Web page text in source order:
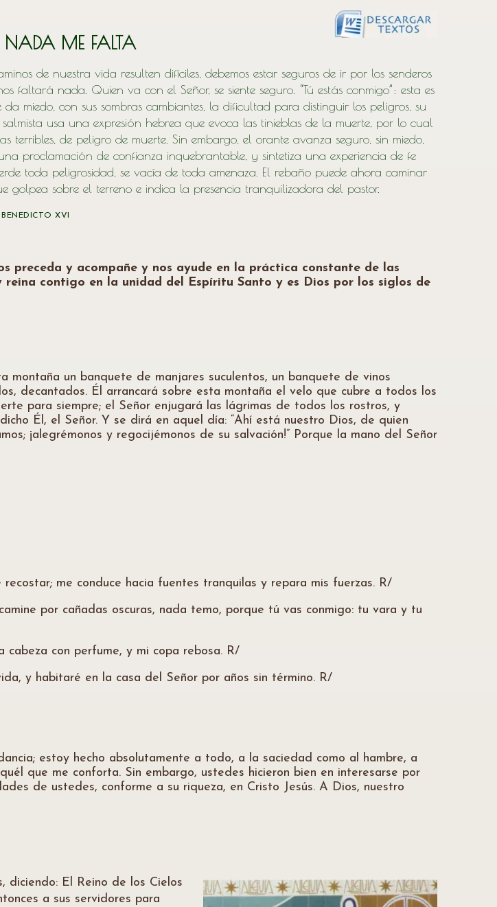
NADA ME FALTA
de nuestra vida resulten difíciles, debemos estar seguros de ir por los senderos
faltará nada. Quien va con el Señor, se siente seguro. “Tú estás conmigo”: esta es
miedo, con sus sombras cambiantes, la dificultad para distinguir los peligros, su
usa una expresión hebrea que evoca las tinieblas de la muerte, por lo cual
de peligro de muerte. Sin embargo, el orante avanza seguro, sin miedo,
proclamación de confianza inquebrantable, y sintetiza una experiencia de fe
toda peligrosidad, se vacía de toda amenaza. El rebaño puede ahora caminar
sobre el terreno e indica la presencia tranquilizadora del pastor.
BENEDICTO XVI
preceda y acompañe y nos ayude en la práctica constante de las
contigo en la unidad del Espíritu Santo y es Dios por los siglos de
un banquete de manjares suculentos, un banquete de vinos
decantados. Él arrancará sobre esta montaña el velo que cubre a todos los
para siempre; el Señor enjugará las lágrimas de todos los rostros, y
Él, el Señor. Y se dirá en aquel día: “Ahí está nuestro Dios, de quien
¡alegrémonos y regocijémonos de su salvación!” Porque la mano del Señor
me conduce hacia fuentes tranquilas y repara mis fuerzas. R/
por cañadas oscuras, nada temo, porque tú vas conmigo: tu vara y tu
cabeza con perfume, y mi copa rebosa. R/
y habitaré en la casa del Señor por años sin término. R/
estoy hecho absolutamente a todo, a la saciedad como al hambre, a
que me conforta. Sin embargo, ustedes hicieron bien en interesarse por
de ustedes, conforme a su riqueza, en Cristo Jesús. A Dios, nuestro
diciendo: El Reino de los Cielos
a sus servidores para